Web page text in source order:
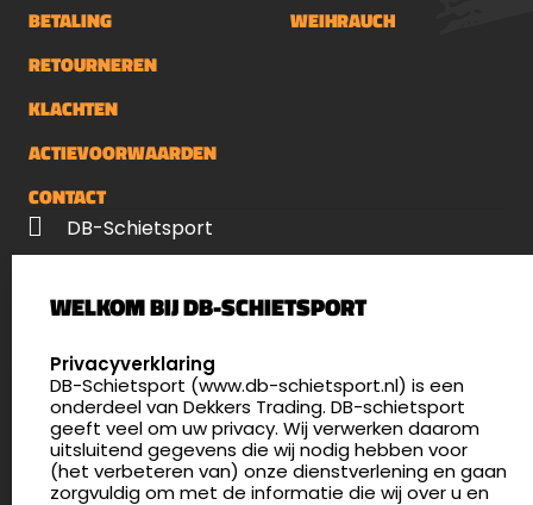
BETALING
RETOURNEREN
KLACHTEN
ACTIEVOORWAARDEN
CONTACT
WEIHRAUCH
DB-Schietsport
5411 LX Zeeland
4.8
172 beoordelingen
info@db-schietsport.nl
Openingstijden
WELKOM BIJ DB-SCHIETSPORT
SELECT LANGUAGE
Privacyverklaring
DB-Schietsport (www.db-schietsport.nl) is een
onderdeel van Dekkers Trading. DB-schietsport
geeft veel om uw privacy. Wij verwerken daarom
uitsluitend gegevens die wij nodig hebben voor
(het verbeteren van) onze dienstverlening en gaan
zorgvuldig om met de informatie die wij over u en